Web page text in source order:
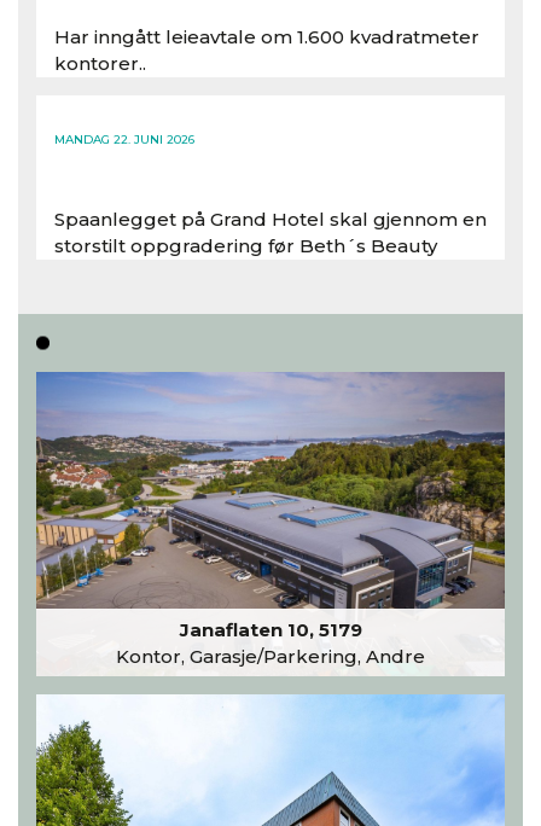
Har inngått leieavtale om 1.600 kvadratmeter
kontorer..
MANDAG 22. JUNI 2026
Spaanlegget på Grand Hotel skal gjennom en
storstilt oppgradering før Beth´s Beauty
Les hele artikkelen
Janaflaten 10, 5179
Kontor, Garasje/Parkering, Andre